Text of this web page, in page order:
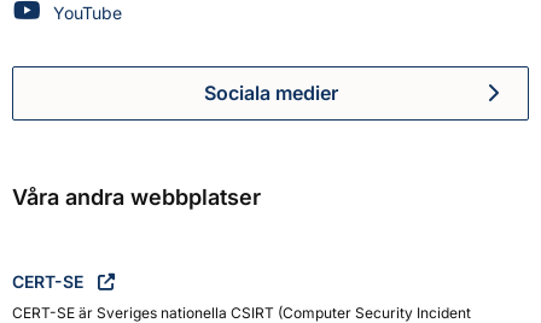
Myndigheten för civilt försvar på
YouTube
Myndigheten för civilt
Sociala medier
Våra andra webbplatser
CERT-SE
CERT-SE är Sveriges nationella CSIRT (Computer Security Incident